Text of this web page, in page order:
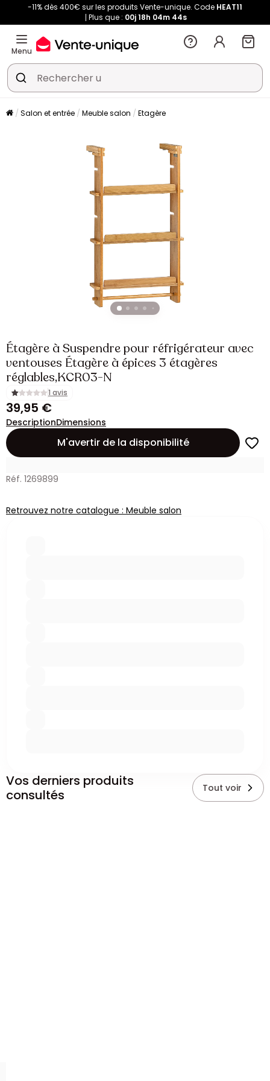
-11% dès 400€ sur les produits Vente-unique. Code HEAT11
Plus que : 00j18h 04m 44s
Menu
Salon et entrée Meuble salon Etagère
Étagère à Suspendre pour réfrigérateur avec
ventouses Étagère à épices 3 étagères
réglables,KCR03-N
1 avis
39,95 €
DescriptionDimensions
M'avertir de la disponibilité
Réf. 1269899
Retrouvez notre catalogue : Meuble salon
Vos derniers produits
consultés
Tout voir